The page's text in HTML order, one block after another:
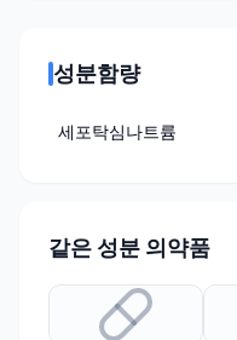
성분함량
세포탁심나트륨
같은 성분 의약품